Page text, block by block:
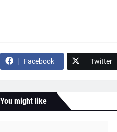
Facebook Twitter
You might like